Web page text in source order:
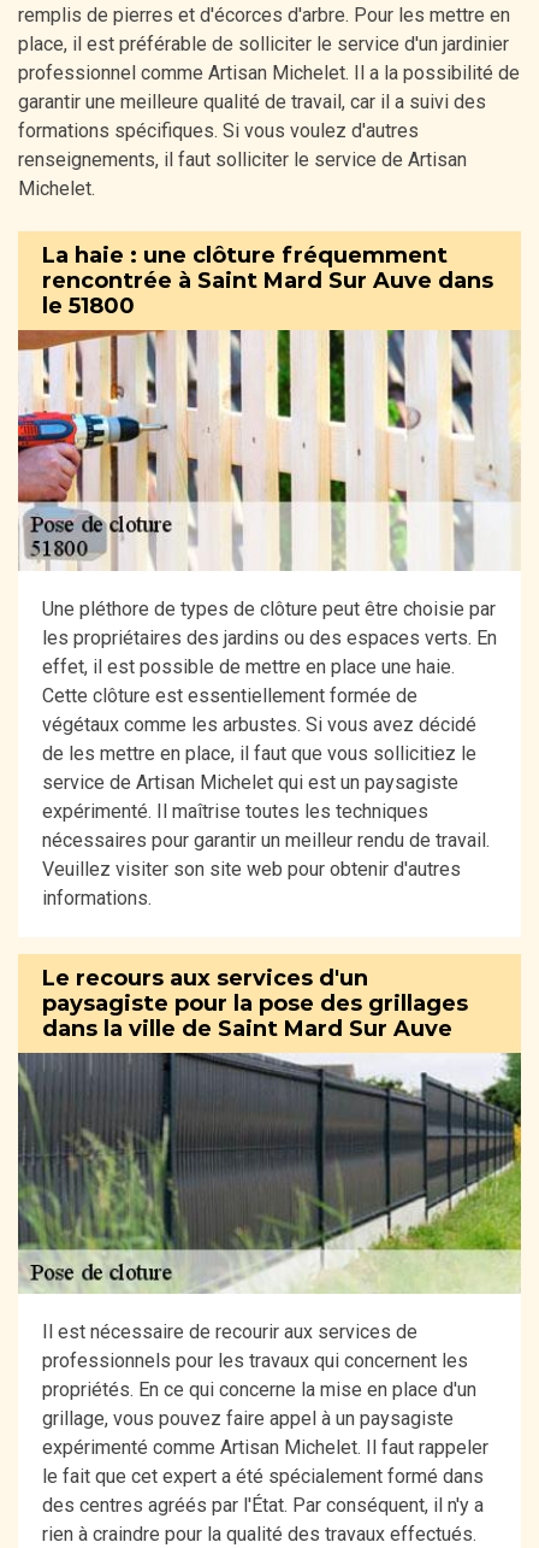
remplis de pierres et d'écorces d'arbre. Pour les mettre en
place, il est préférable de solliciter le service d'un jardinier
professionnel comme Artisan Michelet. Il a la possibilité de
garantir une meilleure qualité de travail, car il a suivi des
formations spécifiques. Si vous voulez d'autres
renseignements, il faut solliciter le service de Artisan
Michelet.
La haie : une clôture fréquemment
rencontrée à Saint Mard Sur Auve dans
le 51800
Une pléthore de types de clôture peut être choisie par
les propriétaires des jardins ou des espaces verts. En
effet, il est possible de mettre en place une haie.
Cette clôture est essentiellement formée de
végétaux comme les arbustes. Si vous avez décidé
de les mettre en place, il faut que vous sollicitiez le
service de Artisan Michelet qui est un paysagiste
expérimenté. Il maîtrise toutes les techniques
nécessaires pour garantir un meilleur rendu de travail.
Veuillez visiter son site web pour obtenir d'autres
informations.
Le recours aux services d'un
paysagiste pour la pose des grillages
dans la ville de Saint Mard Sur Auve
Il est nécessaire de recourir aux services de
professionnels pour les travaux qui concernent les
propriétés. En ce qui concerne la mise en place d'un
grillage, vous pouvez faire appel à un paysagiste
expérimenté comme Artisan Michelet. Il faut rappeler
le fait que cet expert a été spécialement formé dans
des centres agréés par l'État. Par conséquent, il n'y a
rien à craindre pour la qualité des travaux effectués.